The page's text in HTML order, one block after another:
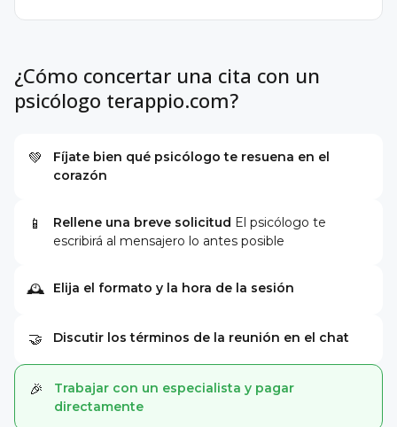
¿Cómo concertar una cita con un
psicólogo terappio.com?
💚
Fíjate bien qué psicólogo te resuena en el
corazón
📱 Rellene una breve solicitud El psicólogo te
escribirá al mensajero lo antes posible
🕰 Elija el formato y la hora de la sesión
🤝 Discutir los términos de la reunión en el chat
🎉
Trabajar con un especialista y pagar
directamente